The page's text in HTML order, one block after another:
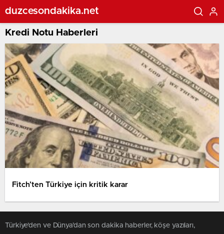
duzcesondakika.net
Kredi Notu Haberleri
Fitch’ten Türkiye için kritik karar
Türkiye'den ve Dünya’dan son dakika haberler, köşe yazıları,